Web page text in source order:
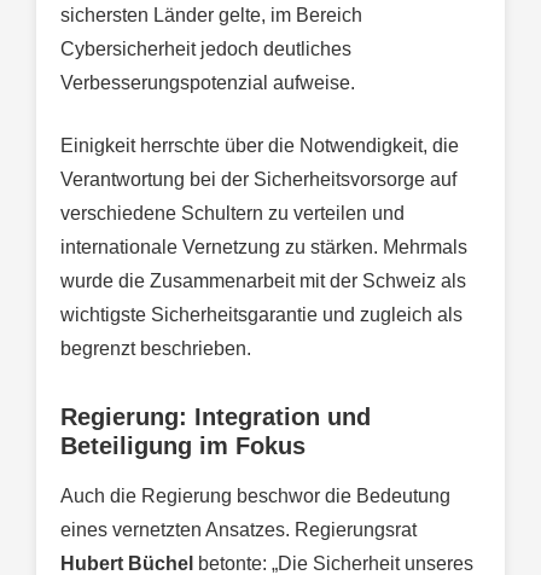
sichersten Länder gelte, im Bereich
Cybersicherheit jedoch deutliches
Verbesserungspotenzial aufweise.
Einigkeit herrschte über die Notwendigkeit, die
Verantwortung bei der Sicherheitsvorsorge auf
verschiedene Schultern zu verteilen und
internationale Vernetzung zu stärken. Mehrmals
wurde die Zusammenarbeit mit der Schweiz als
wichtigste Sicherheitsgarantie und zugleich als
begrenzt beschrieben.
Regierung: Integration und
Beteiligung im Fokus
Auch die Regierung beschwor die Bedeutung
eines vernetzten Ansatzes. Regierungsrat
Hubert Büchel betonte: „Die Sicherheit unseres